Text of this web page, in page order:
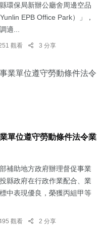
環保局新辦公廳舍周邊空品
EPB Office Park）」，
適...
觀看 3 分享
單位遵守勞動條件法令業
補助地方政府辦理督促事業
縣政府在行政作業配合、業
中表現優良，榮獲丙組甲等
觀看 2 分享